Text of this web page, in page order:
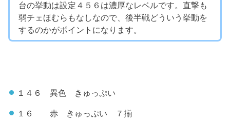
台の挙動は設定４５６は濃厚なレベルです。直撃も
弱チェほむらもなしなので、後半戦どういう挙動を
するのかがポイントになります。
１４６ 異色 きゅっぷい
１６ 赤 きゅっぷい ７揃